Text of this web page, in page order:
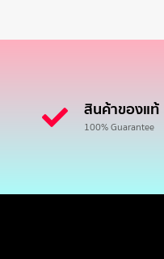
สินค้าของแท้
100% Guarantee